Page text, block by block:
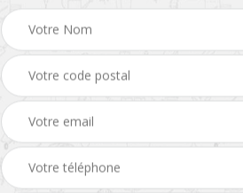
Pose et changement
grillage et clôture 45